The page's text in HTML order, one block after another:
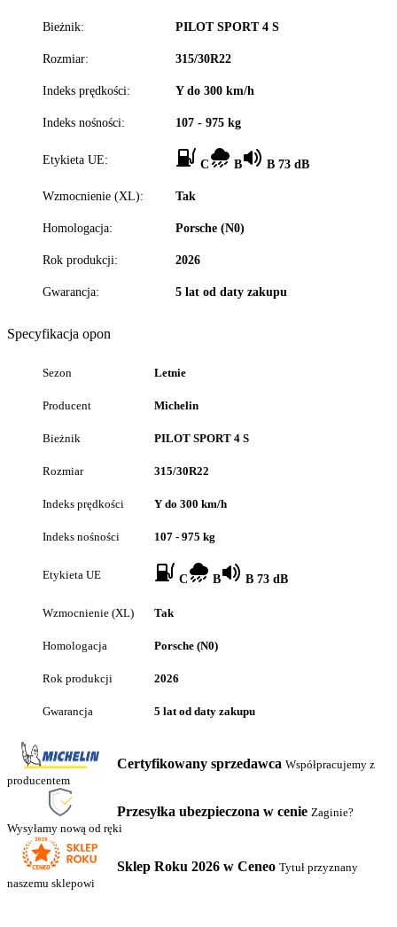
Bieżnik: PILOT SPORT 4 S
Rozmiar: 315/30R22
Indeks prędkości: Y do 300 km/h
Indeks nośności: 107 - 975 kg
Etykieta UE: C B B 73 dB
Wzmocnienie (XL): Tak
Homologacja: Porsche (N0)
Rok produkcji: 2026
Gwarancja: 5 lat od daty zakupu
Specyfikacja opon
Sezon Letnie
Producent Michelin
Bieżnik PILOT SPORT 4 S
Rozmiar 315/30R22
Indeks prędkości Y do 300 km/h
Indeks nośności 107 - 975 kg
Etykieta UE C B B 73 dB
Wzmocnienie (XL) Tak
Homologacja Porsche (N0)
Rok produkcji 2026
Gwarancja 5 lat od daty zakupu
Certyfikowany sprzedawca Współpracujemy z
producentem
Przesyłka ubezpieczona w cenie Zaginie?
Wysyłamy nową od ręki
Sklep Roku 2026 w Ceneo Tytuł przyznany
naszemu sklepowi